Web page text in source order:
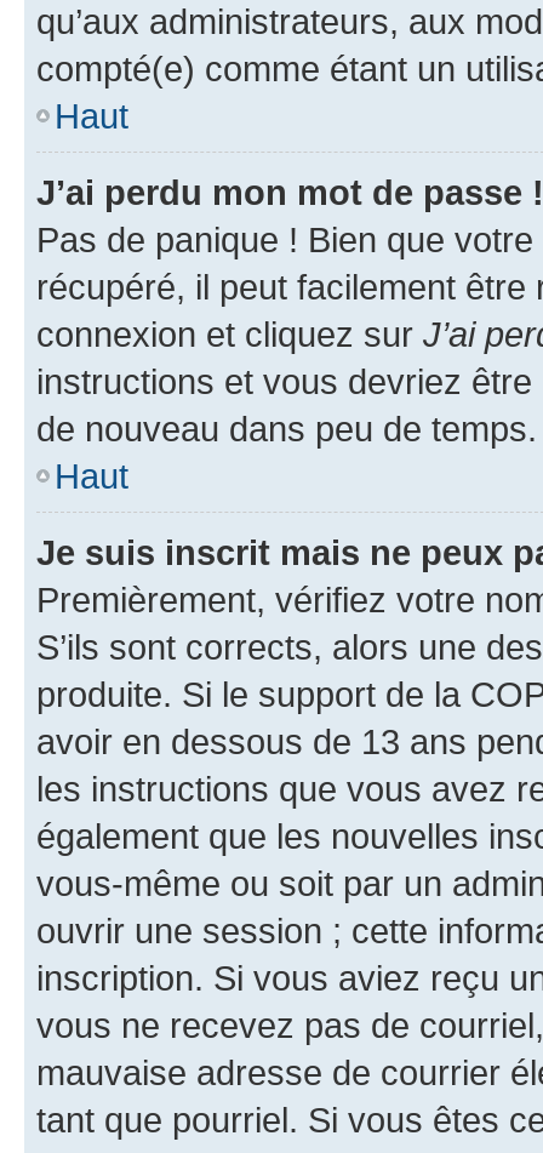
qu’aux administrateurs, aux
compté(e) comme étant un
Haut
J’ai perdu mon mot de passe !
Pas de panique ! Bien que
récupéré, il peut facilement
connexion et cliquez sur J’ai
instructions et vous devriez
de nouveau dans peu de temps.
Haut
Je suis inscrit mais ne peux
Premièrement, vérifiez votre
S’ils sont corrects, alors une
produite. Si le support de la
avoir en dessous de 13 ans
les instructions que vous avez
également que les nouvelles
vous-même ou soit par un
ouvrir une session ; cette
inscription. Si vous aviez reçu
vous ne recevez pas de
mauvaise adresse de courrier
tant que pourriel. Si vous êtes